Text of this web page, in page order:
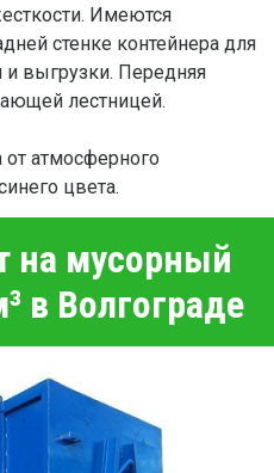
Имеются
стенке контейнера для
и выгрузки. Передняя
лестницей.
атмосферного
цвета.
на мусорный
в Волгограде